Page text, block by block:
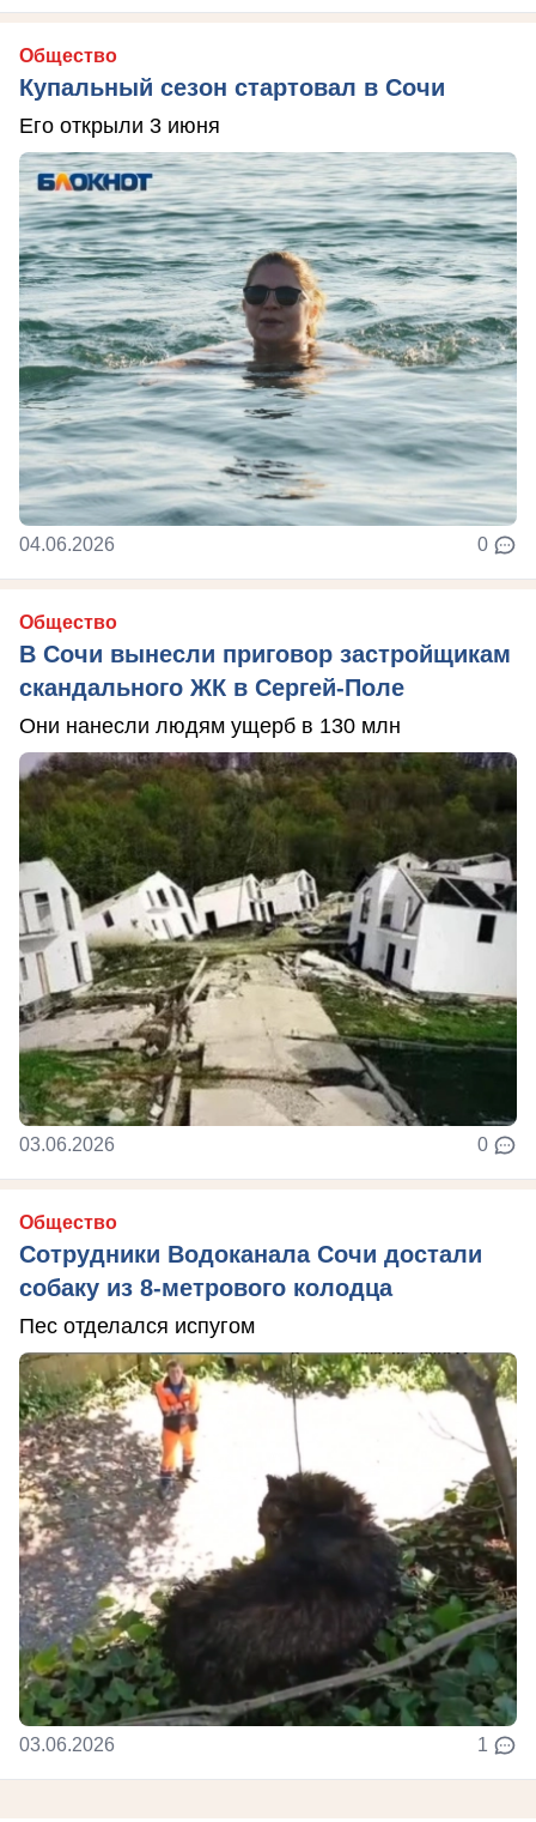
Общество
Купальный сезон стартовал в Сочи
Его открыли 3 июня
04.06.2026 0
Общество
В Сочи вынесли приговор застройщикам
скандального ЖК в Сергей-Поле
Они нанесли людям ущерб в 130 млн
03.06.2026 0
Общество
Сотрудники Водоканала Сочи достали
собаку из 8-метрового колодца
Пес отделался испугом
03.06.2026 1